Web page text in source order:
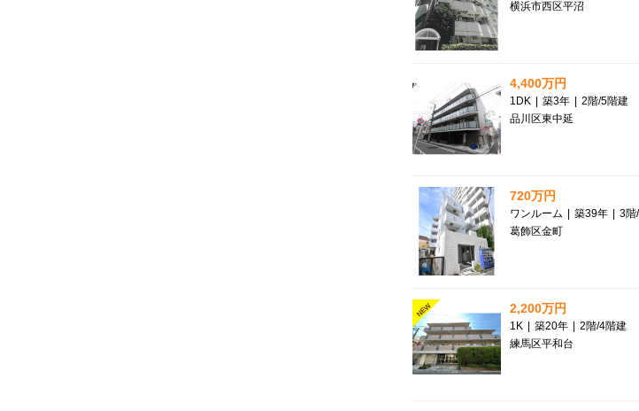
横浜市西区平沼
4,400万円
1DK 築3年 2階/5階建
品川区東中延
720万円
ワンルーム 築39年 3階/
葛飾区金町
NEW 2,200万円
1K 築20年 2階/4階建
練馬区平和台